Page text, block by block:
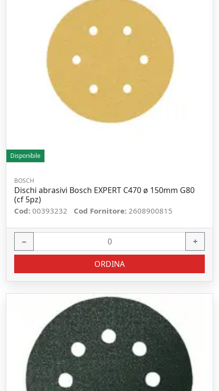
Disponibile
BOSCH
Dischi abrasivi Bosch EXPERT C470 ø 150mm G80
(cf 5pz)
Cod: 00393232 Cod Fornitore: 2608900815
− +
ORDINA